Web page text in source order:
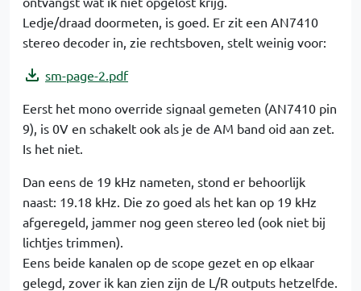
Ledje/draad doormeten, is goed. Er zit een AN7410
stereo decoder in, zie rechtsboven, stelt weinig voor:
sm-page-2.pdf
Eerst het mono override signaal gemeten (AN7410 pin
9), is 0V en schakelt ook als je de AM band oid aan zet.
Is het niet.
Dan eens de 19 kHz nameten, stond er behoorlijk
naast: 19.18 kHz. Die zo goed als het kan op 19 kHz
afgeregeld, jammer nog geen stereo led (ook niet bij
lichtjes trimmen).
Eens beide kanalen op de scope gezet en op elkaar
gelegd, zover ik kan zien zijn de L/R outputs hetzelfde.